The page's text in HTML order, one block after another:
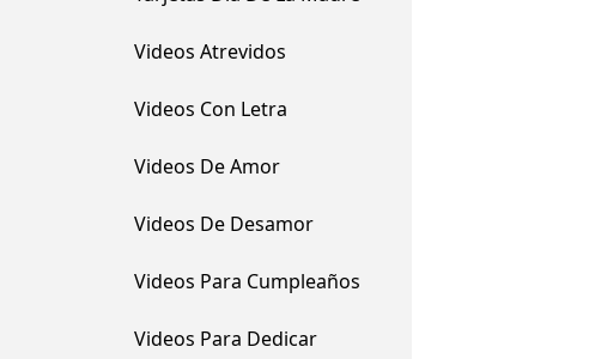
Videos Atrevidos
Videos Con Letra
Videos De Amor
Videos De Desamor
Videos Para Cumpleaños
Videos Para Dedicar